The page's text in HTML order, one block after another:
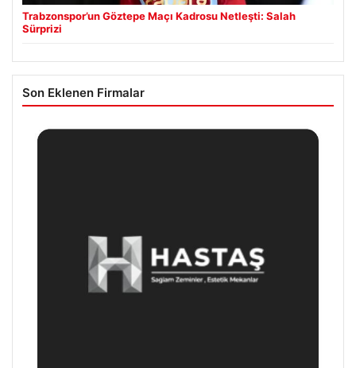
Trabzonspor’un Göztepe Maçı Kadrosu Netleşti: Salah
Sürprizi
Son Eklenen Firmalar